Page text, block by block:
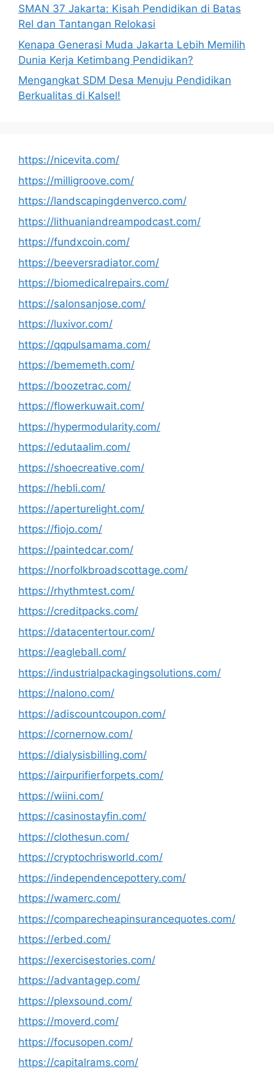
SMAN 37 Jakarta: Kisah Pendidikan di Batas
Rel dan Tantangan Relokasi
Kenapa Generasi Muda Jakarta Lebih Memilih
Dunia Kerja Ketimbang Pendidikan?
Mengangkat SDM Desa Menuju Pendidikan
Berkualitas di Kalsel!
https://nicevita.com/
https://milligroove.com/
https://landscapingdenverco.com/
https://lithuaniandreampodcast.com/
https://fundxcoin.com/
https://beeversradiator.com/
https://biomedicalrepairs.com/
https://salonsanjose.com/
https://luxivor.com/
https://qqpulsamama.com/
https://bememeth.com/
https://boozetrac.com/
https://flowerkuwait.com/
https://hypermodularity.com/
https://edutaalim.com/
https://shoecreative.com/
https://hebli.com/
https://aperturelight.com/
https://fiojo.com/
https://paintedcar.com/
https://norfolkbroadscottage.com/
https://rhythmtest.com/
https://creditpacks.com/
https://datacentertour.com/
https://eagleball.com/
https://industrialpackagingsolutions.com/
https://nalono.com/
https://adiscountcoupon.com/
https://cornernow.com/
https://dialysisbilling.com/
https://airpurifierforpets.com/
https://wiini.com/
https://casinostayfin.com/
https://clothesun.com/
https://cryptochrisworld.com/
https://independencepottery.com/
https://wamerc.com/
https://comparecheapinsurancequotes.com/
https://erbed.com/
https://exercisestories.com/
https://advantagep.com/
https://plexsound.com/
https://moverd.com/
https://focusopen.com/
https://capitalrams.com/